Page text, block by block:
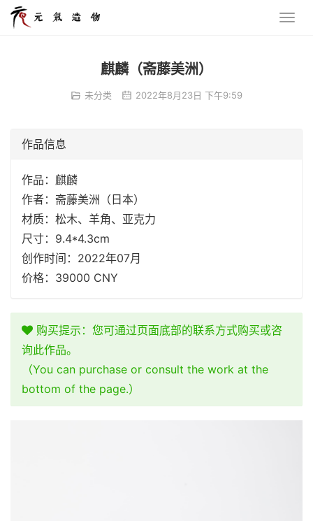
麒麟（斋藤美洲）
未分类 2022年8月23日 下午9:59
作品信息
作品：麒麟
作者：斋藤美洲（日本）
材质：松木、羊角、亚克力
尺寸：9.4*4.3cm
创作时间：2022年07月
价格：39000 CNY
购买提示：您可通过页面底部的联系方式购买或咨
询此作品。
（You can purchase or consult the work at the
bottom of the page.）